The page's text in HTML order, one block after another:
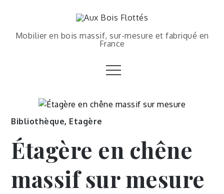
Mobilier en bois massif, sur-mesure et fabriqué en
France
Bibliothèque, Etagère
Étagère en chêne
massif sur mesure